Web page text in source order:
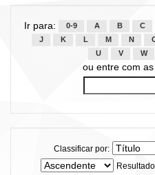
Ir para: 0-9 A B C
J
K L M N
U
V W
ou entre com
Classificar por: